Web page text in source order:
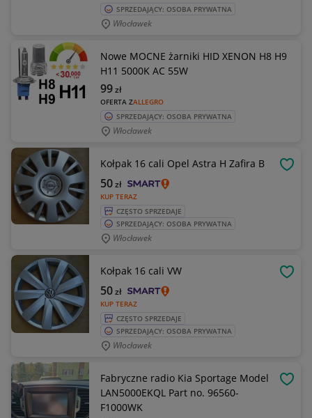
SPRZEDAJĄCY: OSOBA PRYWATNA
Włocławek
Nowe MOCNE żarniki HID XENON H8 H9
H11 5000K AC 55W
OFERTA ZALLEGRO
99zł
SPRZEDAJĄCY: OSOBA PRYWATNA
Włocławek
Kołpak 16 cali Opel Astra H Zafira B
KUP TERAZ
50zł
CZĘSTO SPRZEDAJE
SPRZEDAJĄCY: OSOBA PRYWATNA
Włocławek
Kołpak 16 cali VW
KUP TERAZ
50zł
CZĘSTO SPRZEDAJE
SPRZEDAJĄCY: OSOBA PRYWATNA
Włocławek
Fabryczne radio Kia Sportage Model
LAN5000EKQL Part no. 96560-
F1000WK